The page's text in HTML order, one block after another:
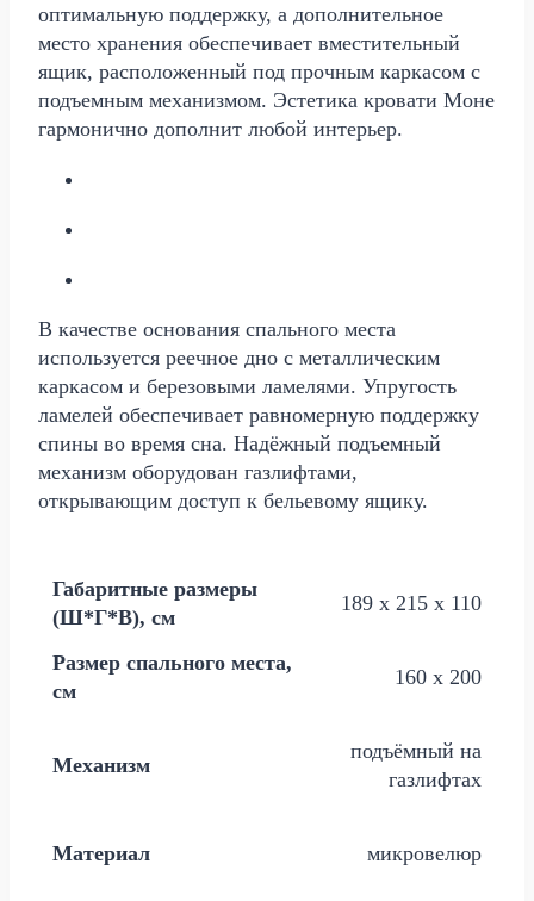
оптимальную поддержку, а дополнительное
место хранения обеспечивает вместительный
ящик, расположенный под прочным каркасом с
подъемным механизмом. Эстетика кровати Моне
гармонично дополнит любой интерьер.
В качестве основания спального места
используется реечное дно с металлическим
каркасом и березовыми ламелями. Упругость
ламелей обеспечивает равномерную поддержку
спины во время сна. Надёжный подъемный
механизм оборудован газлифтами,
открывающим доступ к бельевому ящику.
Габаритные размеры
(Ш*Г*В), см
189 х 215 х 110
Размер спального места,
см
160 х 200
Механизм
подъёмный на
газлифтах
Материал микровелюр